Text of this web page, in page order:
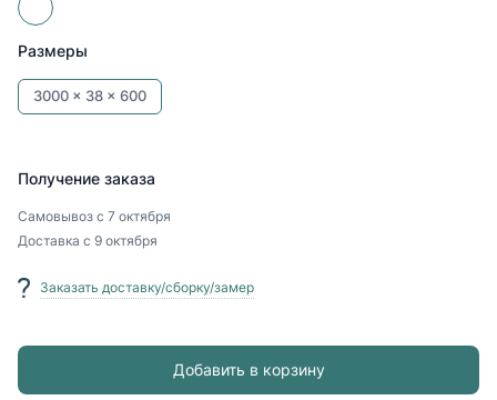
Размеры
3000 x 38 x 600
Получение заказа
Самовывоз с 7 октября
Доставка с 9 октября
Заказать доставку/сборку/замер
Добавить в корзину